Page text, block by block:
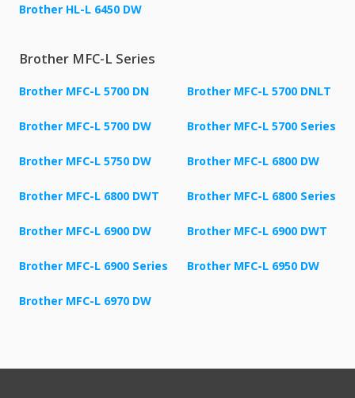
Brother HL-L 6450 DW
Brother MFC-L Series
Brother MFC-L 5700 DN Brother MFC-L 5700 DNLT
Brother MFC-L 5700 DW Brother MFC-L 5700 Series
Brother MFC-L 5750 DW Brother MFC-L 6800 DW
Brother MFC-L 6800 DWT Brother MFC-L 6800 Series
Brother MFC-L 6900 DW Brother MFC-L 6900 DWT
Brother MFC-L 6900 Series Brother MFC-L 6950 DW
Brother MFC-L 6970 DW